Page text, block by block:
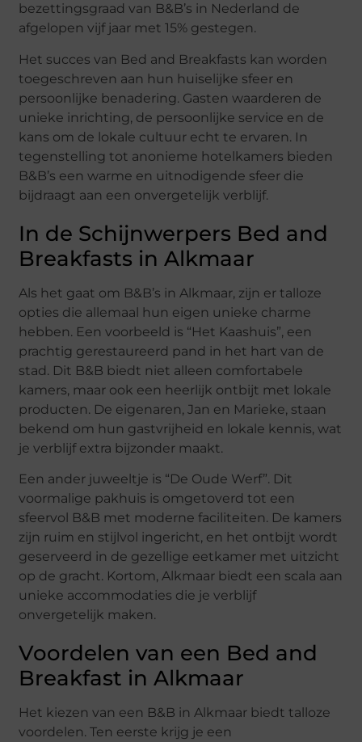
bezettingsgraad van B&B’s in Nederland de
afgelopen vijf jaar met 15% gestegen.
Het succes van Bed and Breakfasts kan worden
toegeschreven aan hun huiselijke sfeer en
persoonlijke benadering. Gasten waarderen de
unieke inrichting, de persoonlijke service en de
kans om de lokale cultuur echt te ervaren. In
tegenstelling tot anonieme hotelkamers bieden
B&B’s een warme en uitnodigende sfeer die
bijdraagt aan een onvergetelijk verblijf.
In de Schijnwerpers Bed and
Breakfasts in Alkmaar
Als het gaat om B&B’s in Alkmaar, zijn er talloze
opties die allemaal hun eigen unieke charme
hebben. Een voorbeeld is “Het Kaashuis”, een
prachtig gerestaureerd pand in het hart van de
stad. Dit B&B biedt niet alleen comfortabele
kamers, maar ook een heerlijk ontbijt met lokale
producten. De eigenaren, Jan en Marieke, staan
bekend om hun gastvrijheid en lokale kennis, wat
je verblijf extra bijzonder maakt.
Een ander juweeltje is “De Oude Werf”. Dit
voormalige pakhuis is omgetoverd tot een
sfeervol B&B met moderne faciliteiten. De kamers
zijn ruim en stijlvol ingericht, en het ontbijt wordt
geserveerd in de gezellige eetkamer met uitzicht
op de gracht. Kortom, Alkmaar biedt een scala aan
unieke accommodaties die je verblijf
onvergetelijk maken.
Voordelen van een Bed and
Breakfast in Alkmaar
Het kiezen van een B&B in Alkmaar biedt talloze
voordelen. Ten eerste krijg je een